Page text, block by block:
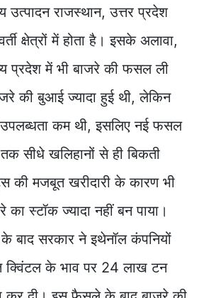
उत्पादन राजस्थान, उत्तर प्रदेश
क्षेत्रों में होता है। इसके अलावा,
प्रदेश में भी बाजरे की फसल ली
की बुआई ज्यादा हुई थी, लेकिन
कम थी, इसलिए नई फसल
सीधे खलिहानों से ही बिकती
की मजबूत खरीदारी के कारण भी
का स्टॉक ज्यादा नहीं बन पाया।
बाद सरकार ने इथेनॉल कंपनियों
क्विंटल के भाव पर 24 लाख टन